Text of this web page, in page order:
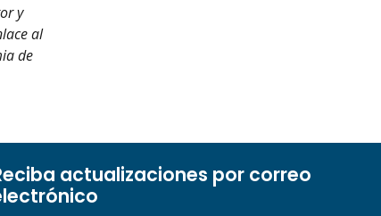
y
al
de
actualizaciones por correo